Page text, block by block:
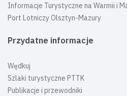
Informacje Turystyczne na Warmii i
Port Lotniczy Olsztyn-Mazury
Przydatne informacje
Wędkuj
Szlaki turystyczne PTTK
Publikacje i przewodniki